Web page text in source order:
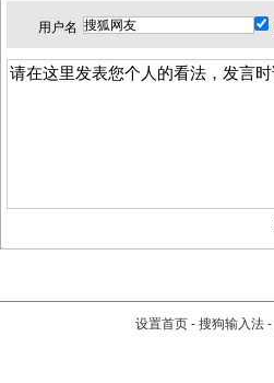
用户名
设置首页 - 搜狗输入法 -